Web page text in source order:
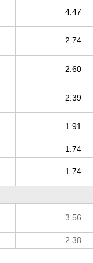
4.47
2.74
2.60
2.39
1.91
1.74
1.74
3.56
2.38